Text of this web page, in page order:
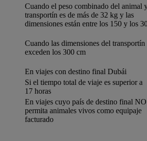
Cuando el peso combinado del animal
transportín es de más de 32 kg y las
dimensiones están entre los 150 y los
Cuando las dimensiones del transportín
exceden los 300 cm
En viajes con destino final Dubái
Si el tiempo total de viaje es superior a
17 horas
En viajes cuyo país de destino final NO
permita animales vivos como equipaje
facturado